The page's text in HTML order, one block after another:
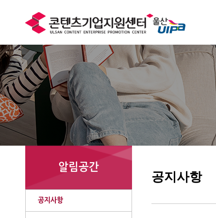
알림공간
공지사항
공지사항